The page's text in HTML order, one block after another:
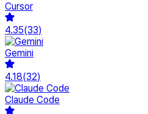
Cursor
4.35(33)
Gemini
4.18(32)
Claude Code